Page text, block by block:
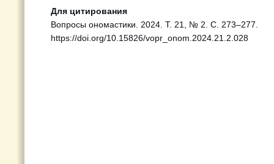
Для цитирования
Вопросы ономастики. 2024. Т. 21, № 2. С. 273–277.
https://doi.org/10.15826/vopr_onom.2024.21.2.028